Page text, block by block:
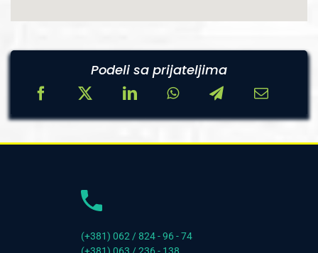
Podeli sa prijateljima
(+381) 062 / 824 - 96 - 74
(+381) 063 / 236 - 138